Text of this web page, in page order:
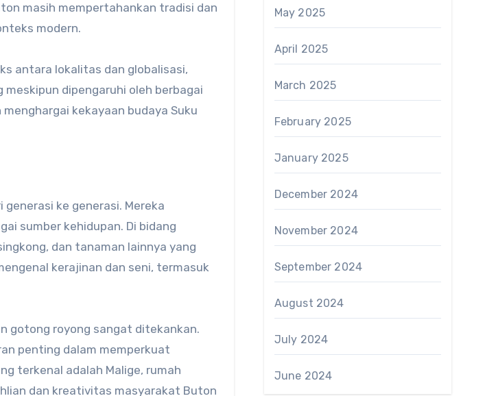
masih mempertahankan tradisi dan
modern.
antara lokalitas dan globalisasi,
dipengaruhi oleh berbagai
kekayaan budaya Suku
ke generasi. Mereka
sumber kehidupan. Di bidang
dan tanaman lainnya yang
kerajinan dan seni, termasuk
gotong royong sangat ditekankan.
penting dalam memperkuat
terkenal adalah Malige, rumah
dan kreativitas masyarakat Buton
May 2025
April 2025
March 2025
February 2025
January 2025
December 2024
November 2024
September 2024
August 2024
July 2024
June 2024